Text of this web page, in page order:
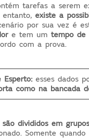
tarefas a serem
entanto,existe a
por sua vez é
e tem umtempo
com a prova.
Esperto:esses dados
como na bancada
divididos em
Somente